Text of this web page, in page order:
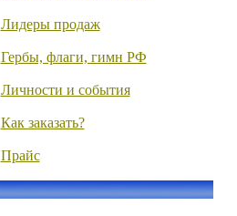
Лидеры продаж
Гербы, флаги, гимн РФ
Личности и события
Как заказать?
Прайс